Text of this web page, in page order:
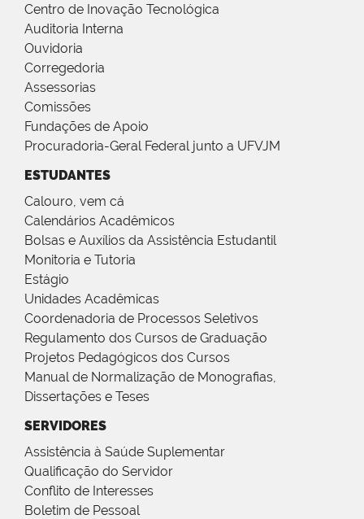
Centro de Inovação Tecnológica
Auditoria Interna
Ouvidoria
Corregedoria
Assessorias
Comissões
Fundações de Apoio
Procuradoria-Geral Federal junto a UFVJM
ESTUDANTES
Calouro, vem cá
Calendários Acadêmicos
Bolsas e Auxílios da Assistência Estudantil
Monitoria e Tutoria
Estágio
Unidades Acadêmicas
Coordenadoria de Processos Seletivos
Regulamento dos Cursos de Graduação
Projetos Pedagógicos dos Cursos
Manual de Normalização de Monografias,
Dissertações e Teses
SERVIDORES
Assistência à Saúde Suplementar
Qualificação do Servidor
Conflito de Interesses
Boletim de Pessoal